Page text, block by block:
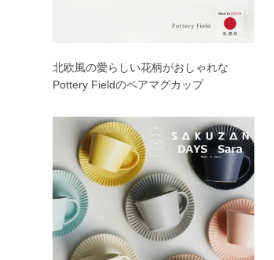
北欧風の愛らしい花柄がおしゃれな
Pottery Fieldのペアマグカップ